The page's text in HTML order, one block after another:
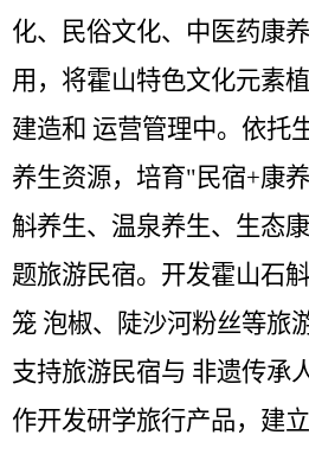
化、民俗文化、中医药康
用，将霍山特色文化元素
建造和 运营管理中。依托
养生资源，培育" 民宿+康养
斛养生、温泉养生、生态
题旅游民宿。开发霍山石
笼 泡椒、陡沙河粉丝等旅
支持旅游民宿与 非遗传承
作开发研学旅行产品，建